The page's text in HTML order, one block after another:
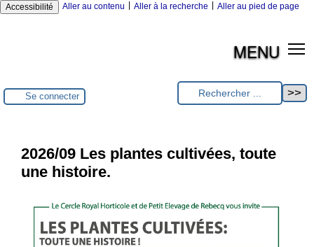
Accessibilité Aller au contenu Aller à la recherche Aller au pied de page
MENU
Se connecter
2026/09 Les plantes cultivées, toute
une histoire.